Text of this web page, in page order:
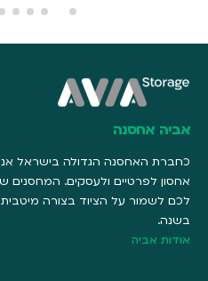
כחברת האחסנה הגדולה בישראל
אחסון לפרטיים ולעסקים. המחסנים